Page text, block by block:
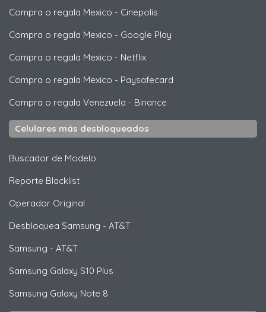
Compra o regala Mexico - Cinepolis
Compra o regala Mexico - Google Play
Compra o regala Mexico - Netflix
Compra o regala Mexico - Paysafecard
Compra o regala Venezuela - Binance
Celulares más desbloqueados
Buscador de Modelo
Reporte Blacklist
Operador Original
Desbloquea Samsung - AT&T
Samsung - AT&T
Samsung Galaxy S10 Plus
Samsung Galaxy Note 8